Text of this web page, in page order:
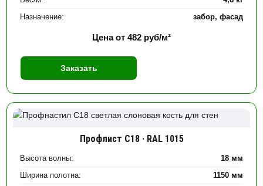
Назначение:
забор, фасад
Цена от 482 руб/м²
Заказать
Профлист С18 · RAL 1015
Высота волны:
18 мм
Ширина полотна:
1150 мм